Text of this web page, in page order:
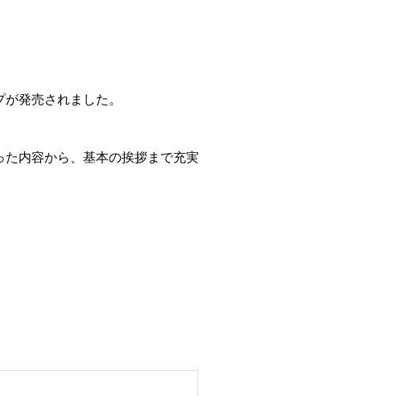
発売されました。
内容から、基本の挨拶まで充実